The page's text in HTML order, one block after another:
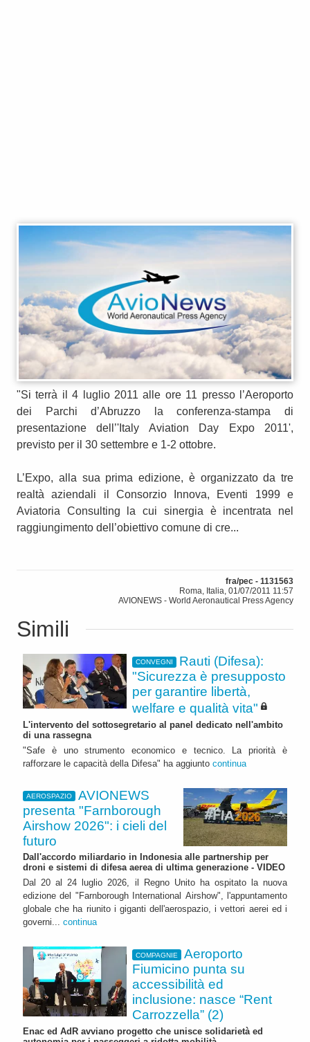
"Si terrà il 4 luglio 2011 alle ore 11 presso l’Aeroporto
dei Parchi d’Abruzzo la conferenza-stampa di
presentazione dell’'Italy Aviation Day Expo 2011',
previsto per il 30 settembre e 1-2 ottobre.
L’Expo, alla sua prima edizione, è organizzato da tre
realtà aziendali il Consorzio Innova, Eventi 1999 e
Aviatoria Consulting la cui sinergia è incentrata nel
raggiungimento dell’obiettivo comune di cre...
fra/pec - 1131563
Roma, Italia, 01/07/2011 11:57
AVIONEWS - World Aeronautical Press Agency
Simili
CONVEGNI
Rauti (Difesa):
"Sicurezza è presupposto
per garantire libertà,
welfare e qualità vita"
L'intervento del sottosegretario al panel dedicato nell'ambito
di una rassegna
"Safe è uno strumento economico e tecnico. La priorità è
rafforzare le capacità della Difesa" ha aggiunto continua
AEROSPAZIO
AVIONEWS
presenta "Farnborough
Airshow 2026": i cieli del
futuro
Dall'accordo miliardario in Indonesia alle partnership per
droni e sistemi di difesa aerea di ultima generazione - VIDEO
Dal 20 al 24 luglio 2026, il Regno Unito ha ospitato la nuova
edizione del "Farnborough International Airshow", l'appuntamento
globale che ha riunito i giganti dell'aerospazio, i vettori aerei ed i
governi... continua
COMPAGNIE
Aeroporto
Fiumicino punta su
accessibilità ed
inclusione: nasce “Rent
Carrozzella” (2)
Enac ed AdR avviano progetto che unisce solidarietà ed